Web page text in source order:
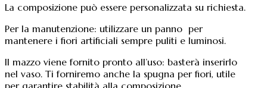
La composizione può essere personalizzata su richiesta.
Per la manutenzione: utilizzare un panno per
mantenere i fiori artificiali sempre puliti e luminosi.
Il mazzo viene fornito pronto all’uso: basterà inserirlo
nel vaso. Ti forniremo anche la spugna per fiori, utile
per garantire stabilità alla composizione.